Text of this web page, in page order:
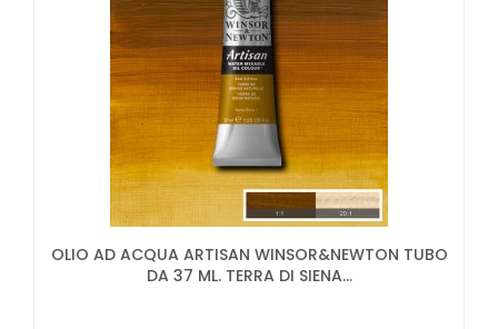
OLIO AD ACQUA ARTISAN WINSOR&NEWTON TUBO
DA 37 ML. TERRA DI SIENA...